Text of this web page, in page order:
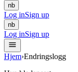
nb
Log inSign up
nb
Log inSign up
Hjem›Endringslogg